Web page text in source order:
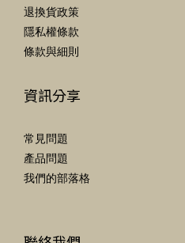
退換貨政策
隱私權條款
條款與細則
資訊分享
常見問題
產品問題
我們的部落格